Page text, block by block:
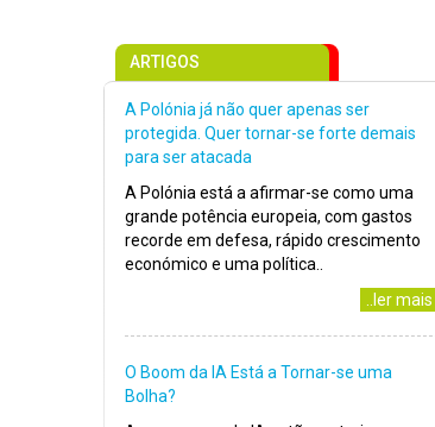
ARTIGOS
A Polónia já não quer apenas ser
protegida. Quer tornar-se forte demais
para ser atacada
A Polónia está a afirmar-se como uma
grande potência europeia, com gastos
recorde em defesa, rápido crescimento
económico e uma política..
..ler mais
O Boom da IA Está a Tornar-se uma
Bolha?